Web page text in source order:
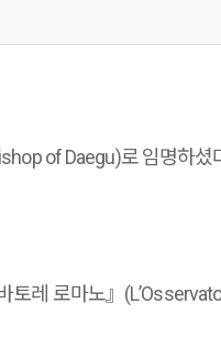
of Daegu)로 임명하
레 로마노』